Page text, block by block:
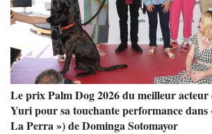
Le prix Palm Dog 2026 du meilleur acteur
Yuri pour sa touchante performance dans
La Perra ») de Dominga Sotomayor